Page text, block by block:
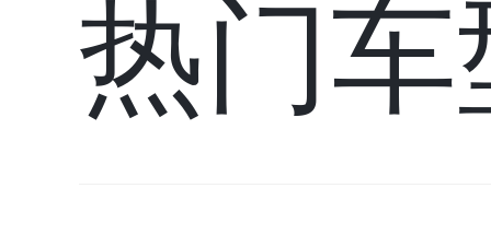
热门车